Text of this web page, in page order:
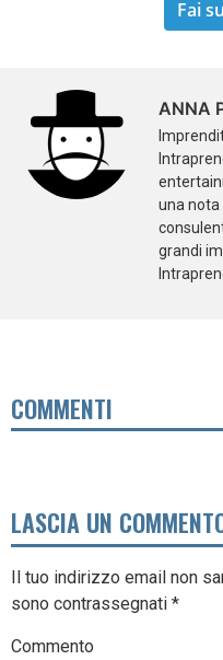
Fai
ANNA
una nota
grandi
COMMENTI
LASCIA UN
Il tuo indirizzo email non
sono contrassegnati *
Commento